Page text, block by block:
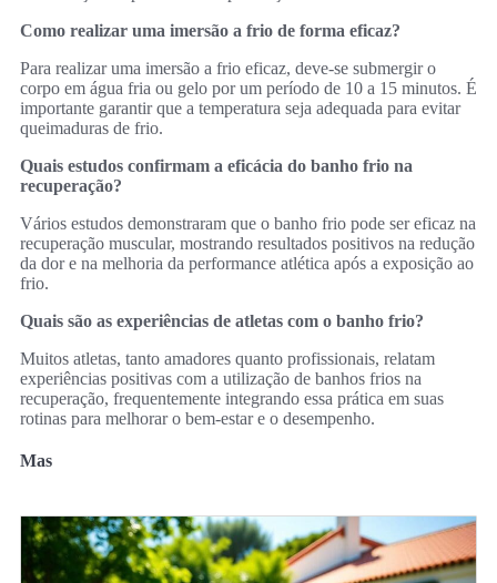
Como realizar uma imersão a frio de forma eficaz?
Para realizar uma imersão a frio eficaz, deve-se submergir o
corpo em água fria ou gelo por um período de 10 a 15 minutos. É
importante garantir que a temperatura seja adequada para evitar
queimaduras de frio.
Quais estudos confirmam a eficácia do banho frio na
recuperação?
Vários estudos demonstraram que o banho frio pode ser eficaz na
recuperação muscular, mostrando resultados positivos na redução
da dor e na melhoria da performance atlética após a exposição ao
frio.
Quais são as experiências de atletas com o banho frio?
Muitos atletas, tanto amadores quanto profissionais, relatam
experiências positivas com a utilização de banhos frios na
recuperação, frequentemente integrando essa prática em suas
rotinas para melhorar o bem-estar e o desempenho.
Mas